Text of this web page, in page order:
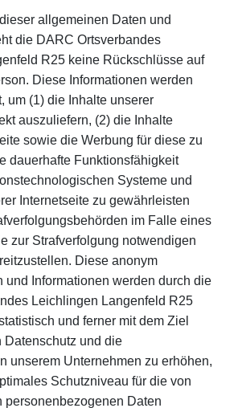
allgemeinen Daten und
die DARC Ortsverbandes
R25 keine Rückschlüsse auf
Diese Informationen werden
um (1) die Inhalte unserer
auszuliefern, (2) die Inhalte
sowie die Werbung für diese zu
dauerhafte Funktionsfähigkeit
Systeme und
Internetseite zu gewährleisten
im Falle eines
zur Strafverfolgung notwendigen
Diese anonym
und Informationen werden durch die
Leichlingen Langenfeld R25
und ferner mit dem Ziel
Datenschutz und die
unserem Unternehmen zu erhöhen,
Schutzniveau für die von
personenbezogenen Daten